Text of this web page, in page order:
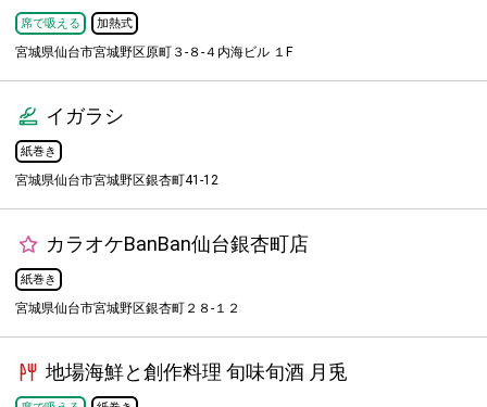
席で吸える 加熱式
宮城県仙台市宮城野区原町３-８-４内海ビル １F
イガラシ
紙巻き
宮城県仙台市宮城野区銀杏町41-12
カラオケBanBan仙台銀杏町店
紙巻き
宮城県仙台市宮城野区銀杏町２８-１２
地場海鮮と創作料理 旬味旬酒 月兎